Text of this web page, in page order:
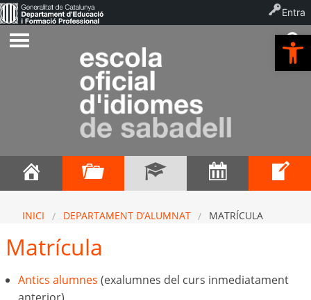
INICI DEPARTAMENT D’ALUMNAT MATRÍCULA
Matrícula
Antics alumnes (exalumnes del curs inmediatament
Entra